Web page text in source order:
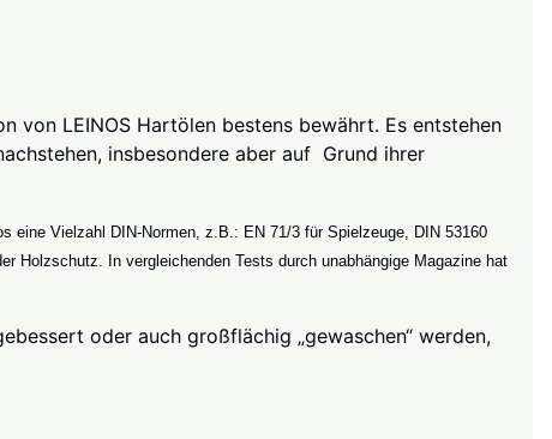
von LEINOS Hartölen bestens bewährt. Es entstehen
insbesondere aber auf Grund ihrer
eine Vielzahl DIN-Normen, z.B.: EN 71/3 für Spielzeuge, DIN 53160
Holzschutz. In vergleichenden Tests durch unabhängige Magazine hat
oder auch großflächig „gewaschen“ werden,